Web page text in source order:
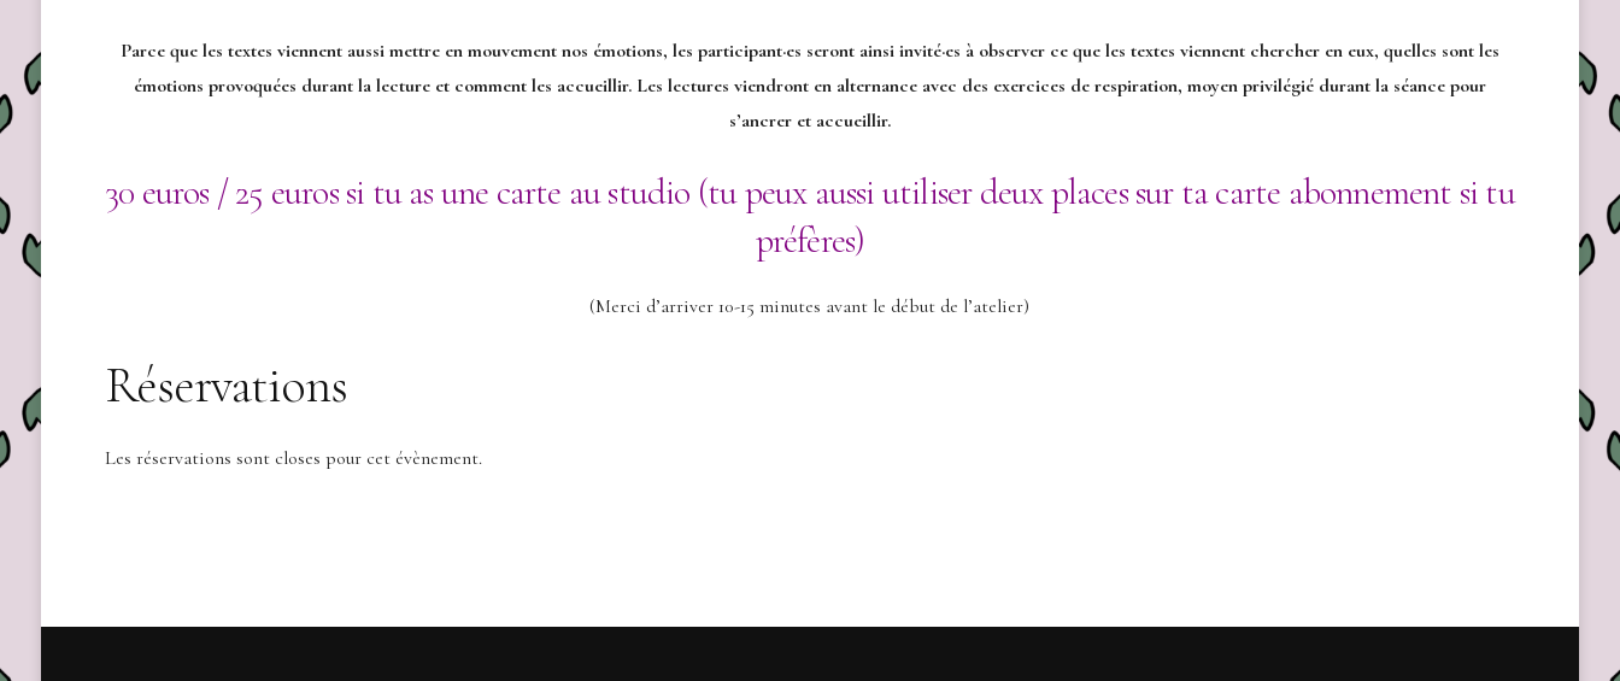
Parce que les textes viennent aussi mettre en mouvement nos émotions, les participant·es seront ainsi invité·es à observer ce que les textes viennent chercher en eux, quelles sont les
émotions provoquées durant la lecture et comment les accueillir. Les lectures viendront en alternance avec des exercices de respiration, moyen privilégié durant la séance pour
s’ancrer et accueillir.
30 euros / 25 euros si tu as une carte au studio (tu peux aussi utiliser deux places sur ta carte abonnement si tu
préfères)
(Merci d’arriver 10-15 minutes avant le début de l’atelier)
Réservations
Les réservations sont closes pour cet évènement.